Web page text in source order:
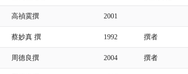
高禎霙撰 2001
蔡妙真 撰 1992 撰者
周德良撰 2004 撰者